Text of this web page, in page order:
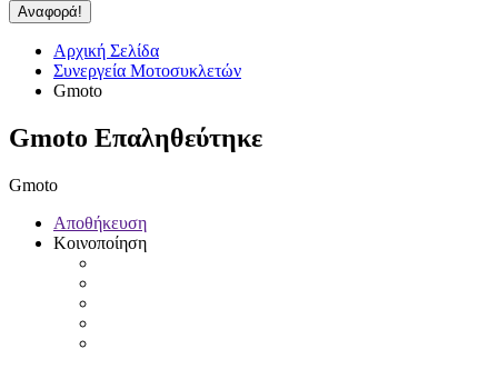
Αναφορά!
Αρχική Σελίδα
Συνεργεία Μοτοσυκλετών
Gmoto
Gmoto Επαληθεύτηκε
Gmoto
Αποθήκευση
Κοινοποίηση